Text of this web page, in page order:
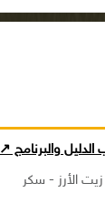
الدليل والبرنامج ↗
الأرز - سكر